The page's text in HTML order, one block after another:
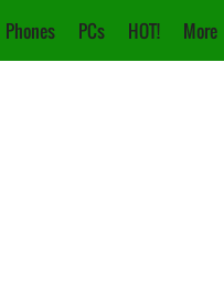
Phones PCs HOT! More